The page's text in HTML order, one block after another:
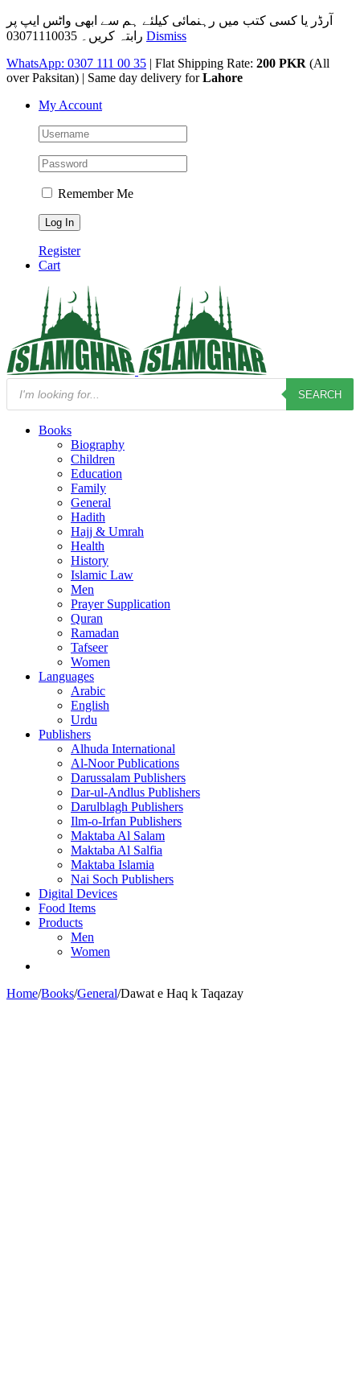
آرڈر یا کسی کتب میں رہنمائی کیلئے ہم سے ابھی واٹس ایپ پر
Dismiss
Skip
to
WhatsApp: 0307 111 00 35 | Flat Shipping Rate: 200 PKR (All
over Paksitan) | Same day delivery forLahore
My Account
Remember Me
Register
Cart
Products
search
SEARCH
Books
Biography
Children
Education
Family
General
Hadith
Hajj & Umrah
Health
History
Islamic Law
Men
Prayer Supplication
Quran
Ramadan
Tafseer
Women
Languages
Arabic
English
Urdu
Publishers
Alhuda International
Al-Noor Publications
Darussalam Publishers
Dar-ul-Andlus Publishers
Darulblagh Publishers
Ilm-o-Irfan Publishers
Maktaba Al Salam
Maktaba Al Salfia
Maktaba Islamia
Nai Soch Publishers
Digital Devices
Food Items
Products
Men
Women
Home/Books/General/Dawat e Haq k Taqazay